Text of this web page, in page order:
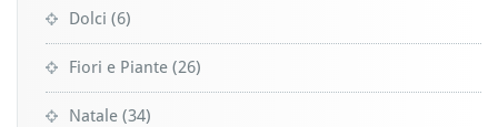
Dolci (6)
Fiori e Piante (26)
Natale (34)